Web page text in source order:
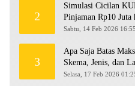
2
Simulasi Cicilan
Pinjaman Rp10 Juta
Sabtu, 14 Feb 2026
3
Apa Saja Batas
Skema, Jenis, dan
Selasa, 17 Feb 2026